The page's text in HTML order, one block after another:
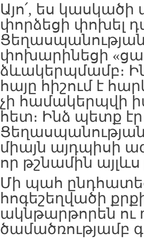
Այո՛, ես
փորձեցի փոխել
Ցեղասպանության
փոխարինեցի
ձևակերպմամբ։
հայը հիշում է
չի համակերպվի
հետ։ Ինձ պետք
Ցեղասպանության
միայն այդպիսի
որ թշնամին այլևս
Մի պահ
հոգեշեղվածի
ակնթարթորեն ու
ծամածռությամբ